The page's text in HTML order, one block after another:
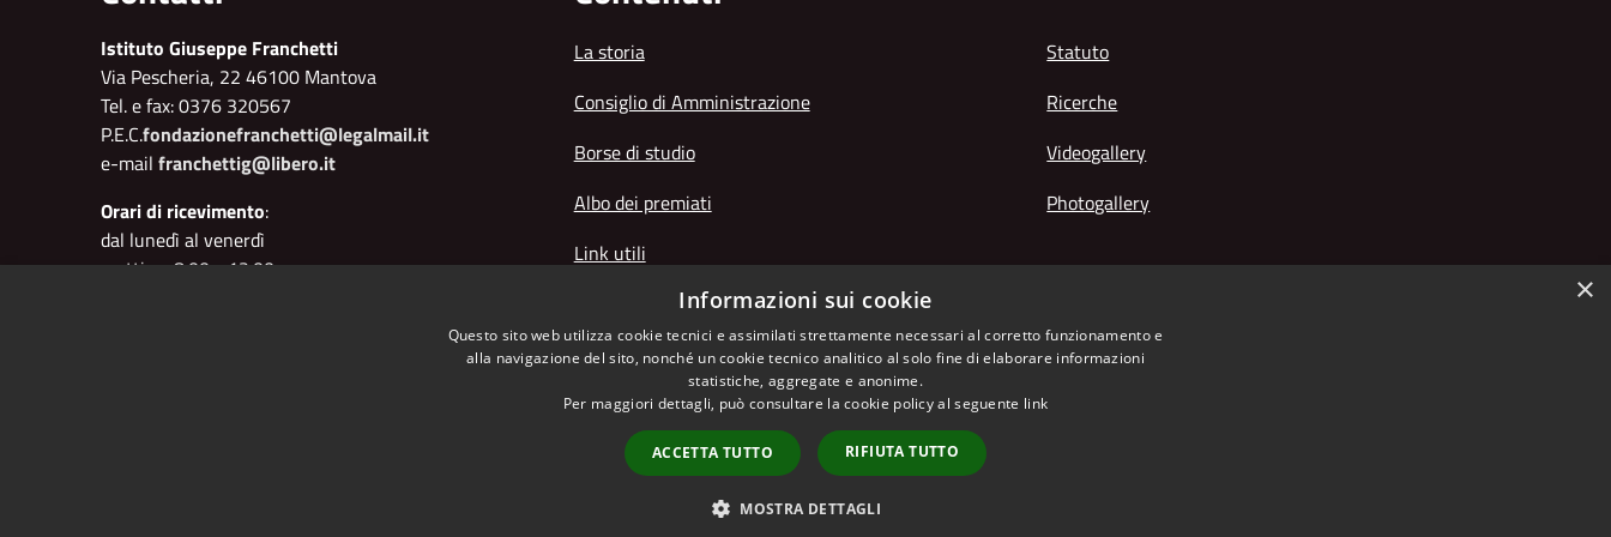
Istituto Giuseppe Franchetti
Via Pescheria, 22 46100 Mantova
Tel. e fax: 0376 320567
P.E.C.fondazionefranchetti@legalmail.it
e-mail franchettig@libero.it
Orari di ricevimento:
dal lunedì al venerdì
mattino: 8.00 - 12.00
La storia
Consiglio di Amministrazione
Borse di studio
Albo dei premiati
Link utili
Statuto
Ricerche
Videogallery
Photogallery
Copyright © 2026 • Istituto Giuseppe Franchetti • Powered by
×
Informazioni sui cookie
Questo sito web utilizza cookie tecnici e assimilati strettamente necessari al corretto funzionamento e
alla navigazione del sito, nonché un cookie tecnico analitico al solo fine di elaborare informazioni
statistiche, aggregate e anonime.
Per maggiori dettagli, può consultare la cookie policy al seguente link
ACCETTA TUTTO RIFIUTA TUTTO
MOSTRA DETTAGLI